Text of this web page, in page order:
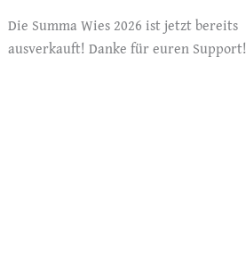
Die Summa Wies 2026 ist jetzt bereits
ausverkauft! Danke für euren Support!